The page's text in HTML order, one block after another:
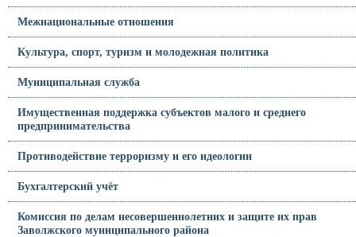
Межнациональные отношения
Культура, спорт, туризм и молодежная политика
Муниципальная служба
Имущественная поддержка субъектов малого и среднего
предпринимательства
Противодействие терроризму и его идеологии
Бухгалтерский учёт
Комиссия по делам несовершеннолетних и защите их прав
Заволжского муниципального района